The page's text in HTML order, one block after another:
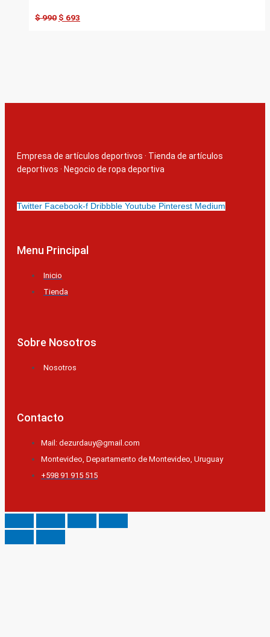
$990 $ 693
Empresa de artículos deportivos · Tienda de artículos
deportivos · Negocio de ropa deportiva
Twitter Facebook-f Dribbble Youtube Pinterest Medium
Menu Principal
Inicio
Tienda
Sobre Nosotros
Nosotros
Contacto
Mail: dezurdauy@gmail.com
Montevideo, Departamento de Montevideo, Uruguay
+598 91 915 515